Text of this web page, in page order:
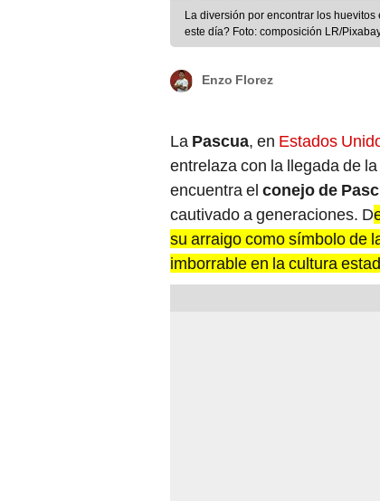
La diversión por encontrar los
este día? Foto: composición LR/
Enzo Florez
La Pascua, en Estados
entrelaza con la llegada de la
encuentra el conejo de
cautivado a generaciones. D
su arraigo como símbolo de
imborrable en la cultura